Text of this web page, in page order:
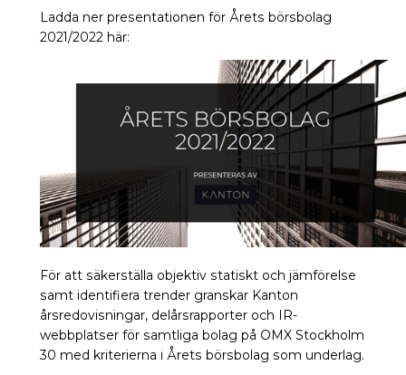
Ladda ner presentationen för Årets börsbolag
2021/2022 här:
För att säkerställa objektiv statiskt och jämförelse
samt identifiera trender granskar Kanton
årsredovisningar, delårsrapporter och IR-
webbplatser för samtliga bolag på OMX Stockholm
30 med kriterierna i Årets börsbolag som underlag.